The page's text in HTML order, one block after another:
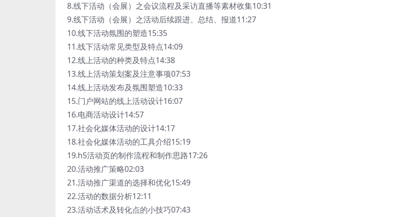
8.线下活动（会展）之会议流程及采访直播等素材收集10:31
9.线下活动（会展）之活动后续跟进、总结、报道11:27
10.线下活动氛围的塑造15:35
11.线下活动常见类型及特点14:09
12.线上活动的种类及特点14:38
13.线上活动策划案及注意事项07:53
14.线上活动发布及氛围塑造10:33
15.门户网站的线上活动设计16:07
16.电商活动设计14:57
17.社会化媒体活动的设计14:17
18.社会化媒体活动的工具介绍15:19
19.h5活动页的制作流程和制作思路17:26
20.活动推广策略02:03
21.活动推广渠道的选择和优化15:49
22.活动的数据分析12:11
23.活动话术及转化点的小技巧07:43